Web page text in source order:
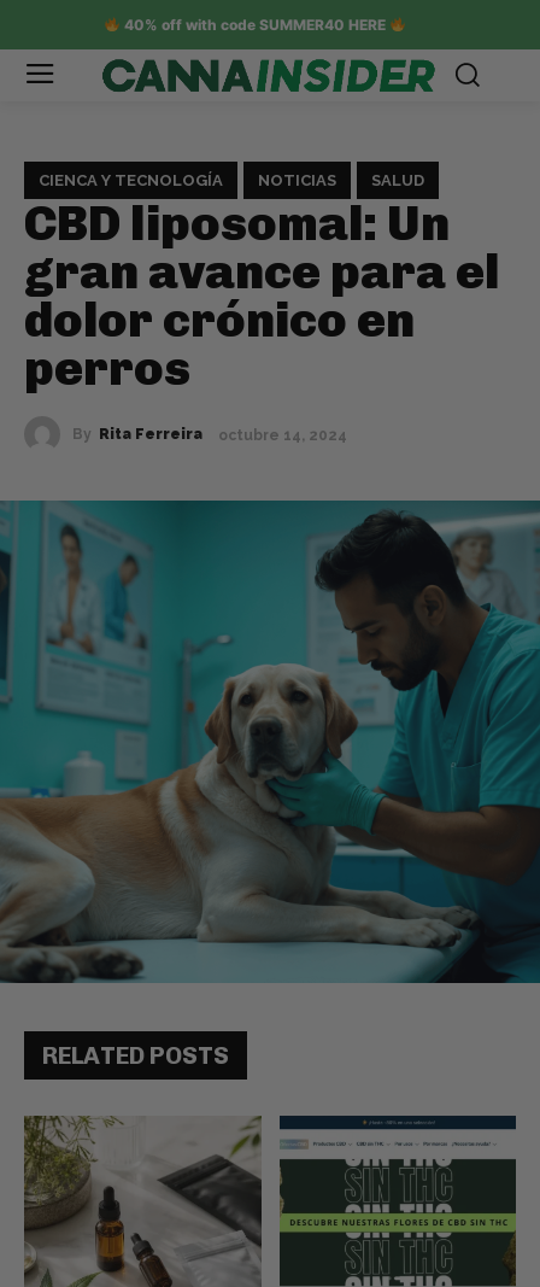
40% off with code SUMMER40 HERE
CIENCA Y TECNOLOGÍA NOTICIAS SALUD
CBD liposomal: Un
gran avance para el
dolor crónico en
perros
By Rita Ferreira octubre 14, 2024
RELATED POSTS